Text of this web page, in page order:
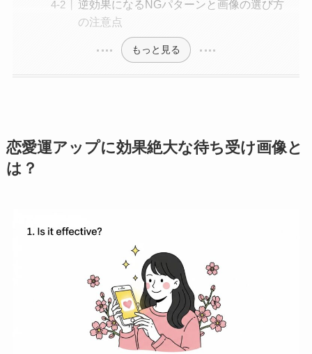
逆効果になるNGパターンと画像の選び方
の注意点
もっと見る
恋愛運アップに効果絶大な待ち受け画像と
は？